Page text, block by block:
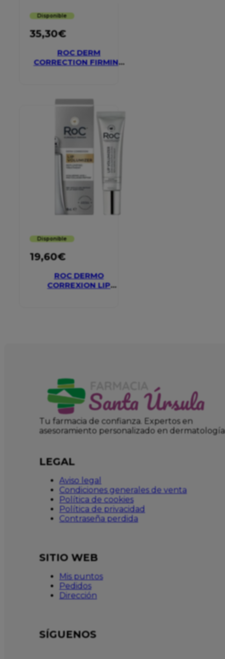
Disponible
35,30€
ROC DERM
CORRECTION FIRMING
Disponible
19,60€
ROC DERMO
CORREXION LIP
Tu farmacia de confianza. Expertos en
asesoramiento personalizado en dermatología
LEGAL
Aviso legal
Condiciones generales de venta
Política de cookies
Política de privacidad
Contraseña perdida
SITIO WEB
Mis puntos
Pedidos
Dirección
SÍGUENOS